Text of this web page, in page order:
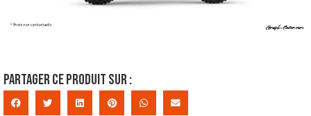
Partager ce produit sur :